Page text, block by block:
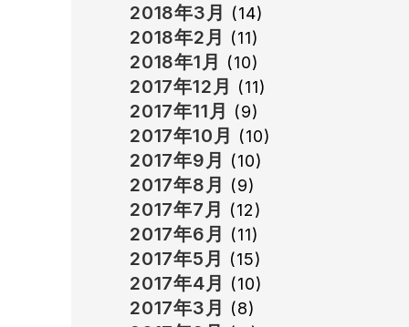
2018年3月 (14)
2018年2月 (11)
2018年1月 (10)
2017年12月 (11)
2017年11月 (9)
2017年10月 (10)
2017年9月 (10)
2017年8月 (9)
2017年7月 (12)
2017年6月 (11)
2017年5月 (15)
2017年4月 (10)
2017年3月 (8)